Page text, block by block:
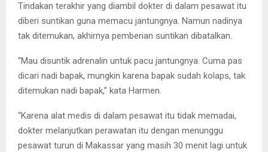
Tindakan terakhir yang diambil dokter di dalam pesawat itu
diberi suntikan guna memacu jantungnya. Namun nadinya
tak ditemukan, akhirnya pemberian suntikan dibatalkan.
“Mau disuntik adrenalin untuk pacu jantungnya. Cuma pas
dicari nadi bapak, mungkin karena bapak sudah kolaps, tak
ditemukan nadi bapak,” kata Harmen.
“Karena alat medis di dalam pesawat itu tidak memadai,
dokter melanjutkan perawatan itu dengan menunggu
pesawat turun di Makassar yang masih 30 menit lagi untuk